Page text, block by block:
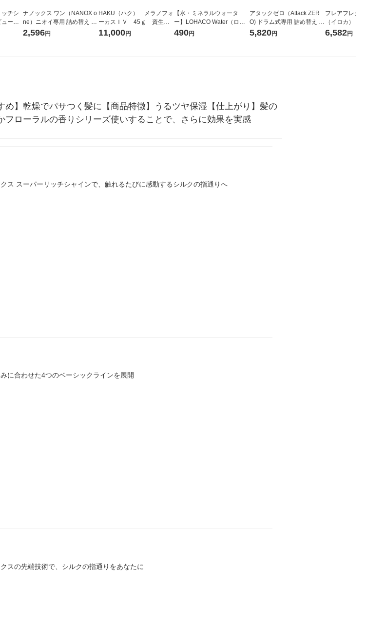
チシ
ーテ
プー
替 840
ナノックス ワン（NANOX o
ne）ニオイ専用 詰め替え ウ
ルトラジャンボ 1530g 1セ
ット （2個入) 洗濯洗剤 ライ
2,596円
HAKU（ハク） メラノフォ
ーカスＩＶ 45ｇ 資生
堂 おまけ付き
11,000円
【水・ミネラルウォータ
ー】LOHACO Water（ロハ
コウォーター）2L ラベルレ
490円
アタックゼロ（Attack ZER
O) ドラム式専用 詰め替え メ
ガジャンボ 2300g 1セット
（2個入) 洗濯洗剤 花王
5,820円
フレアフレグ
（イロカ） ネ
ーの香り 柔軟
特大 1200ml
6,582円
】乾燥でパサつく髪に【商品特徴】うるツヤ保湿【仕上がり】髪の
ローラルの香りシリーズ使いすることで、さらに効果を実感
ス スーパーリッチシャインで、触れるたびに感動するシルクの指通りへ
に合わせた4つのベーシックラインを展開
スの先端技術で、シルクの指通りをあなたに